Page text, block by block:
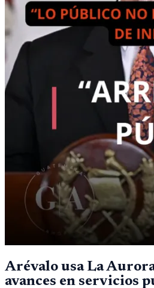
Arévalo usa La
avances en servicios